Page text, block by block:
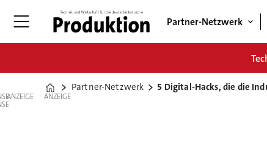
Partner-Netzwerk
Home
Partner-Netzwerk 5 Digital-Hacks, die die
ANZEIGE ANZEIGE